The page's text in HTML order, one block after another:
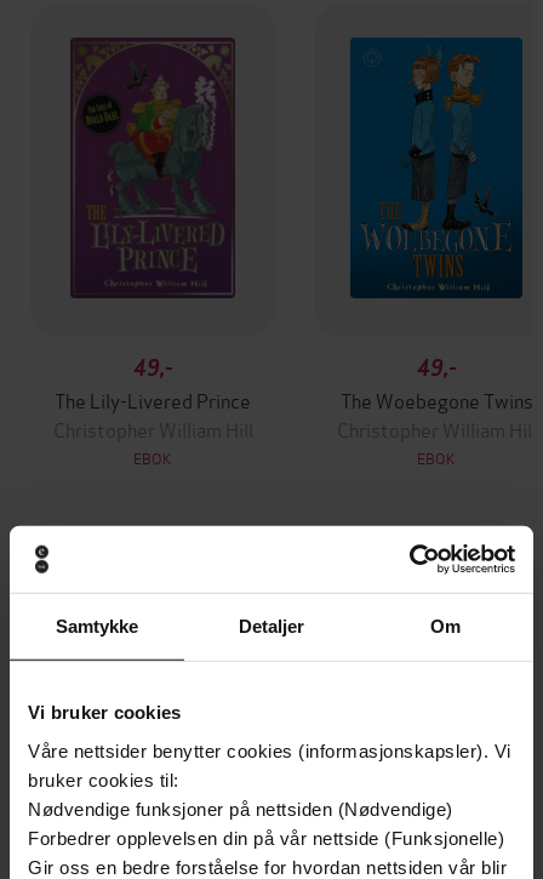
Samtykke Detaljer Om
Vi bruker cookies
Våre nettsider benytter cookies (informasjonskapsler). Vi
bruker cookies til:
Nødvendige funksjoner på nettsiden (Nødvendige)
Forbedrer opplevelsen din på vår nettside (Funksjonelle)
Gir oss en bedre forståelse for hvordan nettsiden vår blir
49,-
The Lily-Livered Prince
Christopher William Hill
EBOK
49,-
The Woebegone Twins
Christopher William Hill
EBOK
Andre har også kjøpt
Premium